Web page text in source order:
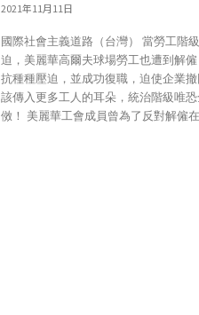
2021年11月11日
國際社會主義道路（台灣） 當勞工階級在疫情中受盡解僱和過勞等壓
迫，美麗華高爾夫球場勞工也遭到解
抗種種壓迫，並成功復職，迫使企業
該傳入更多工人的耳朵，統治階級唯
傚！ 美麗華工會成員曾為了反對解僱